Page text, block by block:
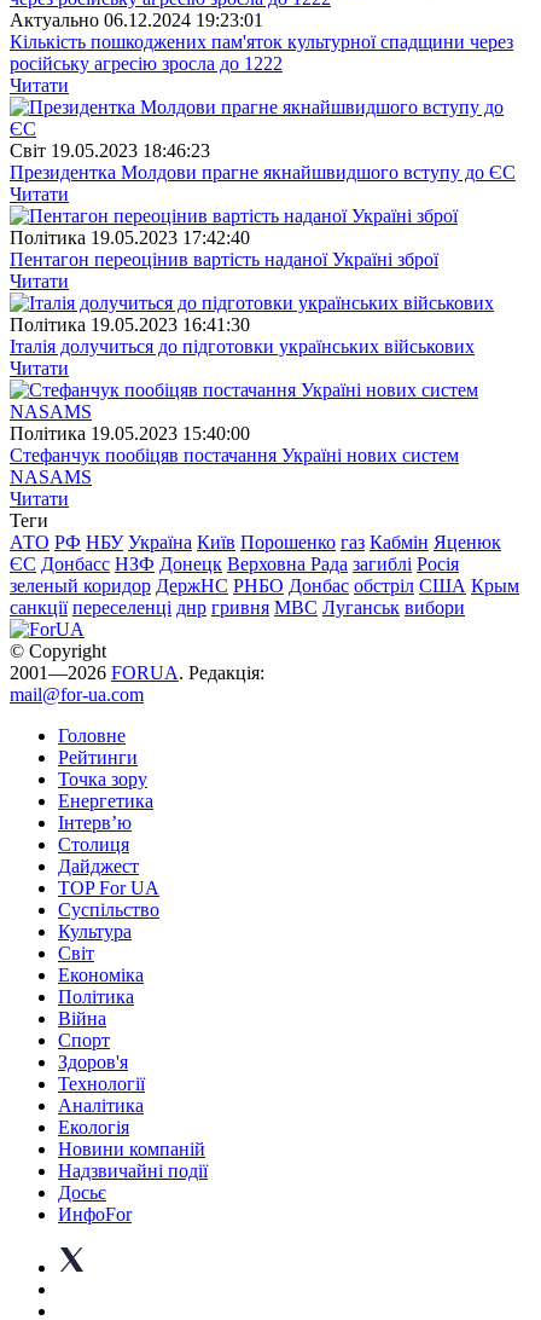
Актуально 06.12.2024 19:23:01
Кількість пошкоджених пам'яток культурної спадщини через
російську агресію зросла до 1222
Читати
Свiт 19.05.2023 18:46:23
Президентка Молдови прагне якнайшвидшого вступу до ЄС
Читати
Полiтика 19.05.2023 17:42:40
Пентагон переоцінив вартість наданої Україні зброї
Читати
Полiтика 19.05.2023 16:41:30
Італія долучиться до підготовки українських військових
Читати
Полiтика 19.05.2023 15:40:00
Стефанчук пообіцяв постачання Україні нових систем
NASAMS
Читати
Теги
АТО РФ НБУ Україна Київ Порошенко газ Кабмін Яценюк
ЄС Донбасс НЗФ Донецк Верховна Рада загиблі Росія
зеленый коридор ДержНС РНБО Донбас обстріл США Крым
санкції переселенці днр гривня МВС Луганськ вибори
© Copyright
2001—2026 FORUA. Редакція:
mail@for-ua.com
Головне
Рейтинги
Точка зору
Енергетика
Інтерв’ю
Столиця
Дайджест
TOP For UA
Суспiльство
Культура
Світ
Економіка
Політика
Війна
Спорт
Здоров'я
Технології
Аналітика
Екологія
Новини компаній
Надзвичайні події
Досьє
ИнфоFor